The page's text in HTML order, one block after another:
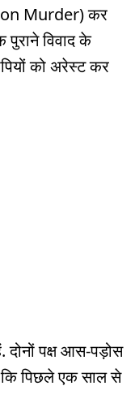
Murder) कर
पुराने विवाद के
को अरेस्ट कर
दोनों पक्ष आस-पड़ोस
पिछले एक साल से